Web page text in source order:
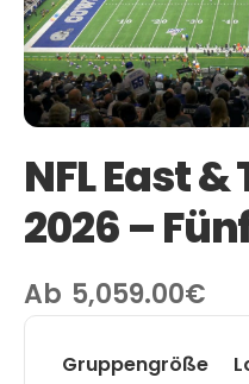
NFL East
2026 –
Ab 5,059.00€
Gruppengröße